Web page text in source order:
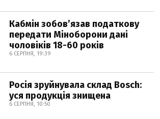
Кабмін зобовʼязав податкову
передати Міноборони дані
чоловіків 18-60 років
6 СЕРПНЯ, 19:39
Росія зруйнувала склад Bosch:
уся продукція знищена
6 СЕРПНЯ, 10:50